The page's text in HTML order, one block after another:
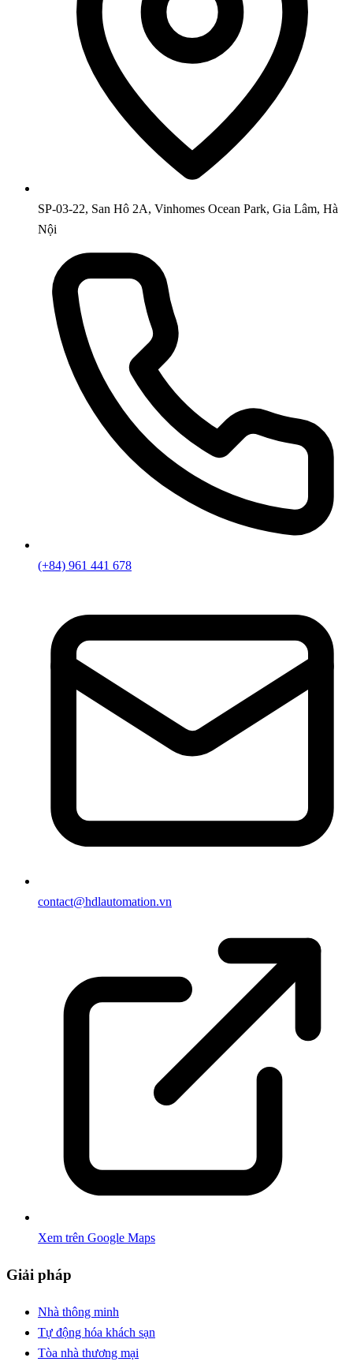
SP-03-22, San Hô 2A, Vinhomes Ocean Park, Gia Lâm, Hà
Nội
(+84) 961 441 678
contact@hdlautomation.vn
Xem trên Google Maps
Giải pháp
Nhà thông minh
Tự động hóa khách sạn
Tòa nhà thương mại